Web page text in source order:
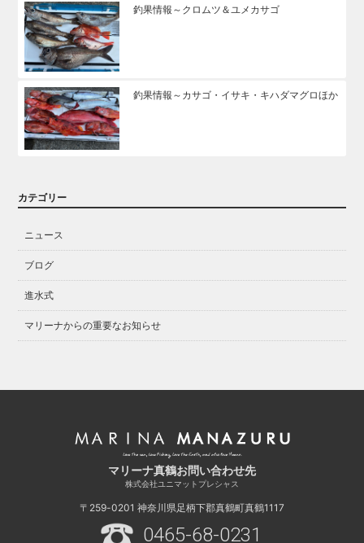
釣果情報～クロムツ＆ユメカサゴ
釣果情報～カサゴ・イサキ・キハダマグロほか
カテゴリー
ニュース
ブログ
進水式
マリーナからの重要なお知らせ
マリーナ真鶴お問い合わせ先
株式会社ユニマットプレシャス
〒259-0201 神奈川県足柄下郡真鶴町真鶴1117
0465-68-0231